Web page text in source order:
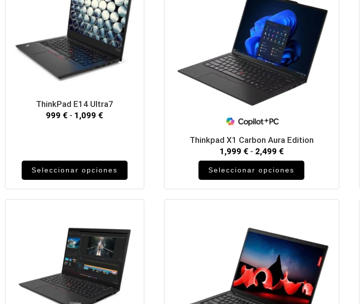
ThinkPad E14 Ultra7
999 € - 1,099 €
Seleccionar opciones
Thinkpad X1 Carbon Aura Edition
1,999 € - 2,499 €
Seleccionar opciones